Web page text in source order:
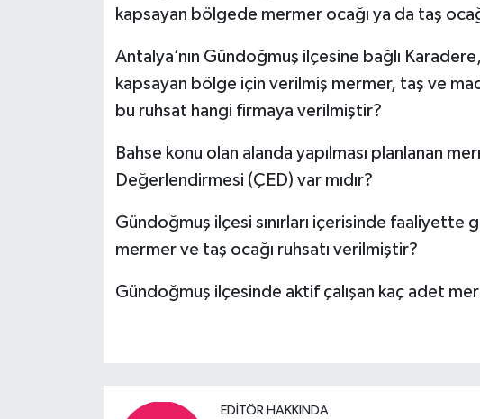
kapsayan bölgede mermer ocağı ya da taş
Antalya’nın Gündoğmuş ilçesine bağlı
kapsayan bölge için verilmiş mermer, taş ve
bu ruhsat hangi firmaya verilmiştir?
Bahse konu olan alanda yapılması planlanan
Değerlendirmesi (ÇED) var mıdır?
Gündoğmuş ilçesi sınırları içerisinde
mermer ve taş ocağı ruhsatı verilmiştir?
Gündoğmuş ilçesinde aktif çalışan kaç adet
EDITÖR HAKKINDA